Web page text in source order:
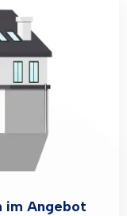
im Angebot